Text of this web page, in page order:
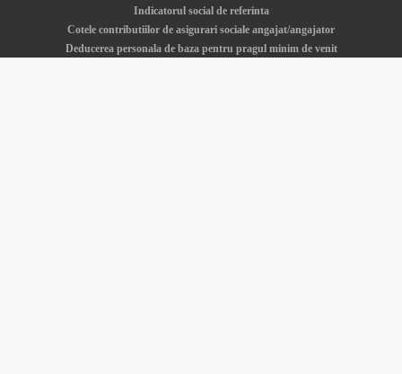
Indicatorul social de referinta
Cotele contributiilor de asigurari sociale angajat/angajator
Deducerea personala de baza pentru pragul minim de venit